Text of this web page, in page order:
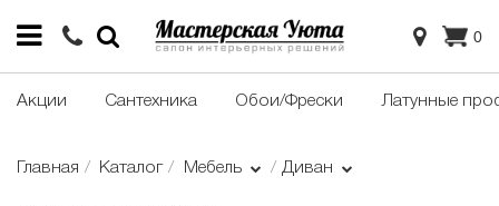
0
Акции Сантехника Обои/Фрески Латунные
Главная Каталог Мебель Диван